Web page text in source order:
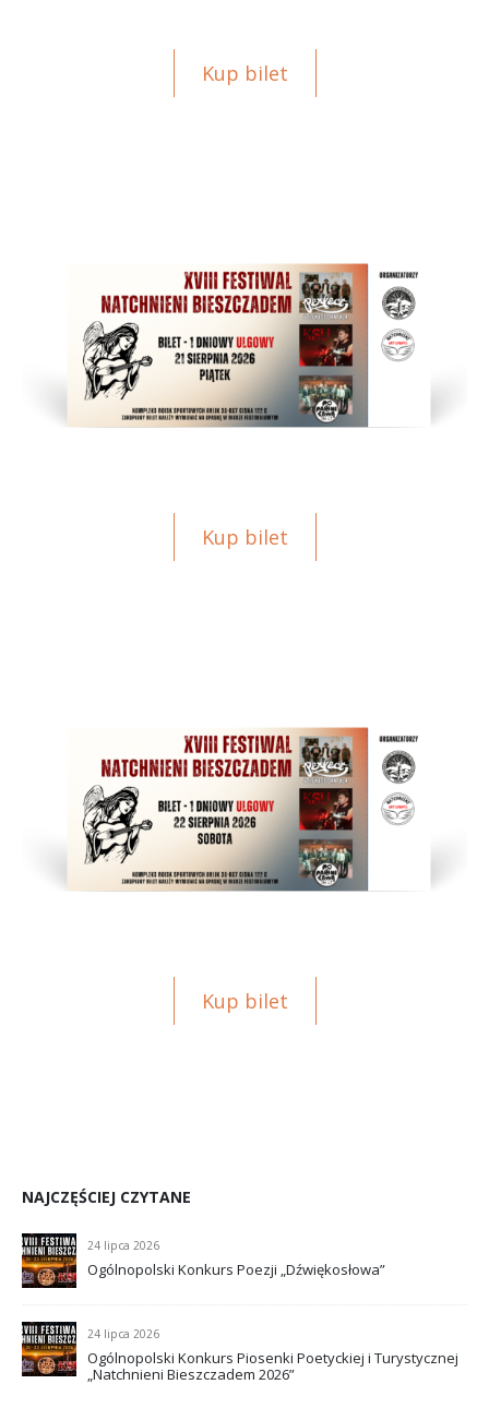
Kup bilet
Kup bilet
Kup bilet
NAJCZĘŚCIEJ CZYTANE
24 lipca 2026
Ogólnopolski Konkurs Poezji „Dźwiękosłowa”
24 lipca 2026
Ogólnopolski Konkurs Piosenki Poetyckiej i Turystycznej
„Natchnieni Bieszczadem 2026”